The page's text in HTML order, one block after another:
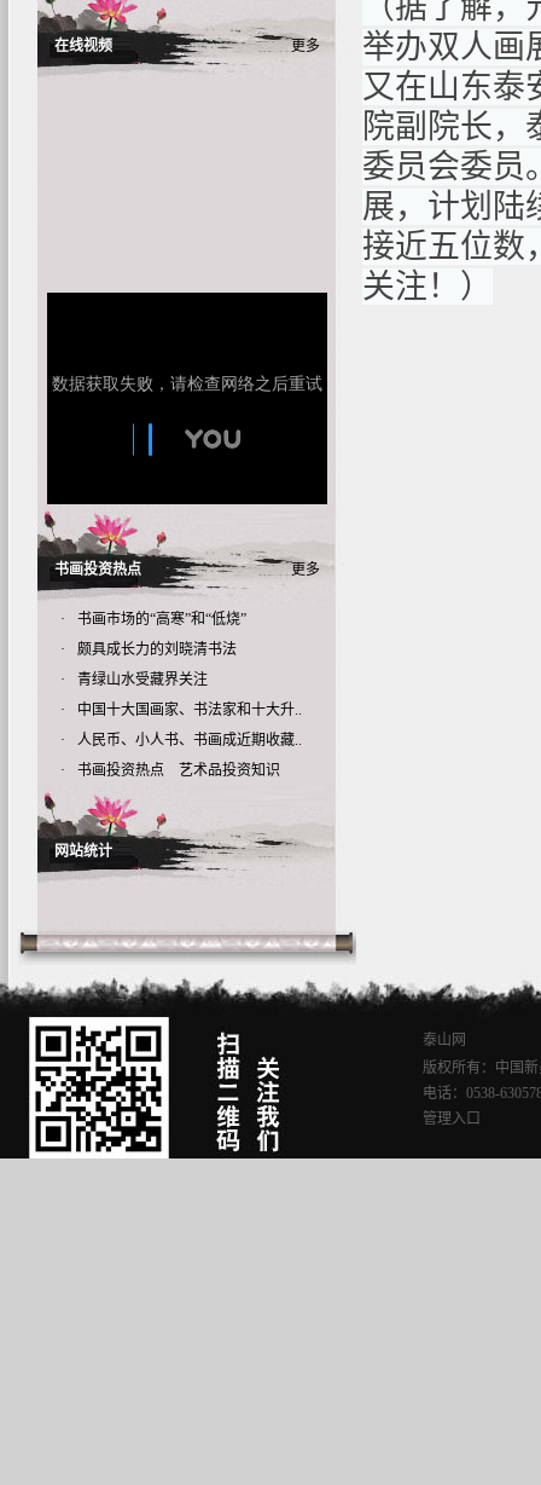
在线视频 更多
书画投资热点 更多
·
书画市场的“高寒”和“低烧”
·
颇具成长力的刘晓清书法
·
青绿山水受藏界关注
·
中国十大国画家、书法家和十大升..
·
人民币、小人书、书画成近期收藏..
·
书画投资热点 艺术品投资知识
网站统计
（据了解
举办双人画
又在山东泰
院副院长，
委员会委员
展，计划陆
接近五位数
关注！）
泰山网
版权所有：中国
电话：0538-
管理入口